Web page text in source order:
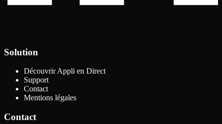
Solution
Découvrir Appli en Direct
Support
Contact
Mentions légales
Contact